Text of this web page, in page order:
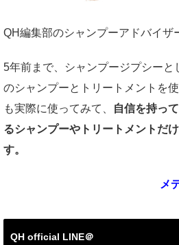
QH編集部のシャンプーアドバイザ
5年前まで、シャンプージプシーと
のシャンプーとトリートメントを
も実際に使ってみて、
自信を持っ
るシャンプーやトリートメントだ
す。
メ
QH official LINE＠